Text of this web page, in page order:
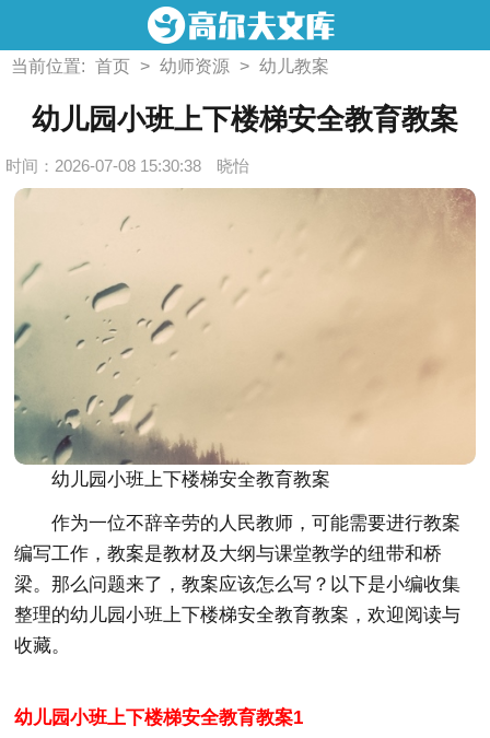
当前位置: 首页 > 幼师资源 > 幼儿教案
幼儿园小班上下楼梯安全教育教案
时间：2026-07-08 15:30:38 晓怡
幼儿园小班上下楼梯安全教育教案
作为一位不辞辛劳的人民教师，可能需要进行教案
编写工作，教案是教材及大纲与课堂教学的纽带和桥
梁。那么问题来了，教案应该怎么写？以下是小编收集
整理的幼儿园小班上下楼梯安全教育教案，欢迎阅读与
收藏。
幼儿园小班上下楼梯安全教育教案1